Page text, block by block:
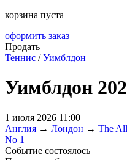
корзина пуста
оформить заказ
Продать
Теннис /Уимблдон
Уимблдон
1 июля 2026 11:00
Англия → Лондон → The
No 1
Событие состоялось